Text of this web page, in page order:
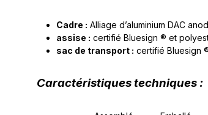
Cadre : Alliage d’aluminium DAC
assise : certifié Bluesign ® et
sac de transport : certifié Bluesign
Caractéristiques techniques :